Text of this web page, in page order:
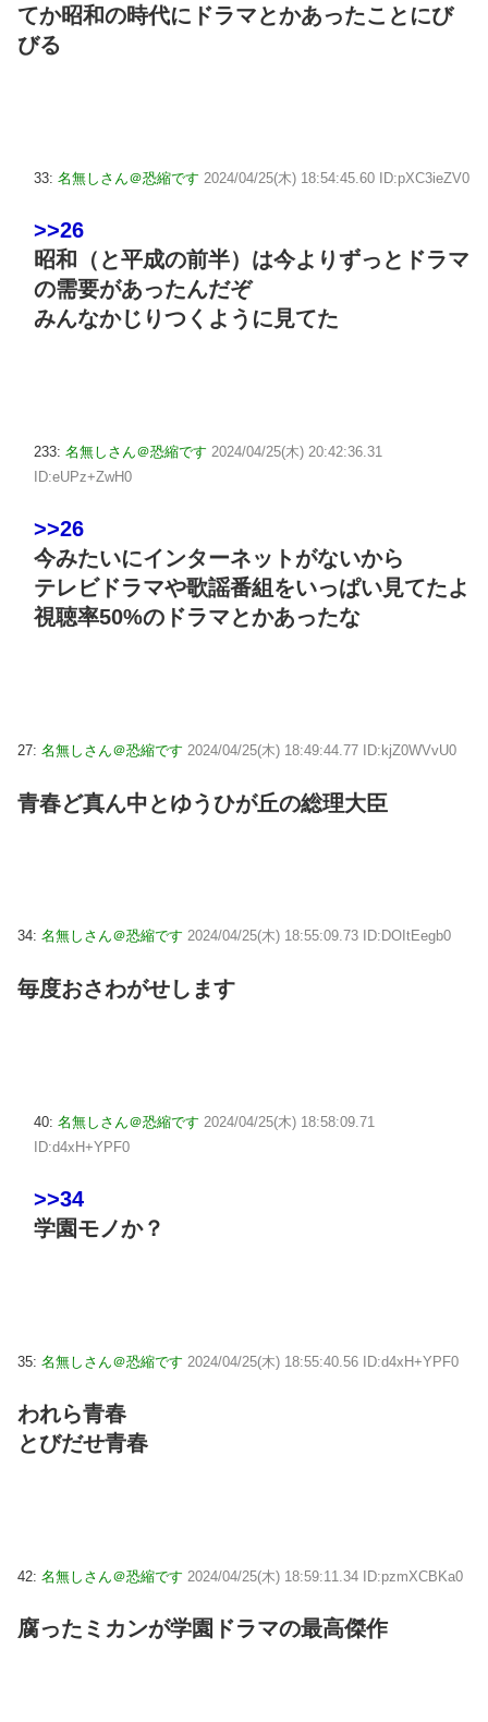
てか昭和の時代にドラマとかあったことにび
びる
33: 名無しさん＠恐縮です 2024/04/25(木) 18:54:45.60 ID:pXC3ieZV0
>>26
昭和（と平成の前半）は今よりずっとドラマ
の需要があったんだぞ
みんなかじりつくように見てた
233: 名無しさん＠恐縮です 2024/04/25(木) 20:42:36.31
ID:eUPz+ZwH0
>>26
今みたいにインターネットがないから
テレビドラマや歌謡番組をいっぱい見てたよ
視聴率50%のドラマとかあったな
27: 名無しさん＠恐縮です 2024/04/25(木) 18:49:44.77 ID:kjZ0WVvU0
青春ど真ん中とゆうひが丘の総理大臣
34: 名無しさん＠恐縮です 2024/04/25(木) 18:55:09.73 ID:DOItEegb0
毎度おさわがせします
40: 名無しさん＠恐縮です 2024/04/25(木) 18:58:09.71
ID:d4xH+YPF0
>>34
学園モノか？
35: 名無しさん＠恐縮です 2024/04/25(木) 18:55:40.56 ID:d4xH+YPF0
われら青春
とびだせ青春
42: 名無しさん＠恐縮です 2024/04/25(木) 18:59:11.34 ID:pzmXCBKa0
腐ったミカンが学園ドラマの最高傑作